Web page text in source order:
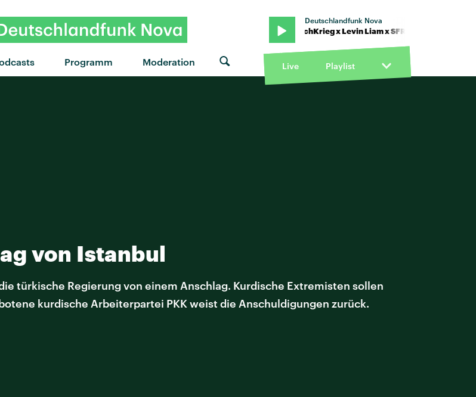
Programm Moderation
Deutschlandfunk Nova
"Für dich da" von Trettmann feat. KitschKrieg x Levin Liam x SFR · "Für dich da" von
Live Playlist
von Istanbul
türkische Regierung von einem Anschlag. Kurdische Extremisten sollen
kurdische Arbeiterpartei PKK weist die Anschuldigungen zurück.